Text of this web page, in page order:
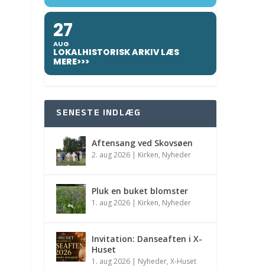
27
AUG
LOKALHISTORISK ARKIV LÆS
MERE>>>
SENESTE INDLÆG
Aftensang ved Skovsøen
2. aug 2026 | Kirken, Nyheder
Pluk en buket blomster
1. aug 2026 | Kirken, Nyheder
Invitation: Danseaften i X-
Huset
1. aug 2026 | Nyheder,X-Huset